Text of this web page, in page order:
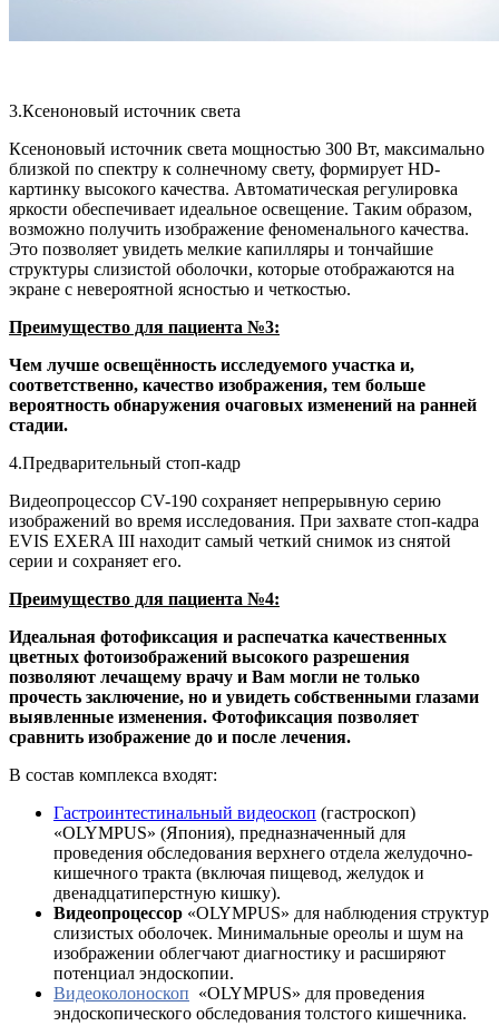
3.Ксеноновый источник света
Ксеноновый источник света мощностью 300 Вт, максимально
близкой по спектру к солнечному свету, формирует HD-
картинку высокого качества. Автоматическая регулировка
яркости обеспечивает идеальное освещение. Таким образом,
возможно получить изображение феноменального качества.
Это позволяет увидеть мелкие капилляры и тончайшие
структуры слизистой оболочки, которые отображаются на
экране с невероятной ясностью и четкостью.
Преимущество для пациента №3:
Чем лучше освещённость исследуемого участка и,
соответственно, качество изображения, тем больше
вероятность обнаружения очаговых изменений на ранней
стадии.
4.Предварительный стоп‑кадр
Видеопроцессор CV-190 сохраняет непрерывную серию
изображений во время исследования. При захвате стоп-кадра
EVIS EXERA III находит самый четкий снимок из снятой
серии и сохраняет его.
Преимущество для пациента №4:
Идеальная фотофиксация и распечатка качественных
цветных фотоизображений высокого разрешения
позволяют лечащему врачу и Вам могли не только
прочесть заключение, но и увидеть собственными глазами
выявленные изменения. Фотофиксация позволяет
сравнить изображение до и после лечения.
В состав комплекса входят:
Гастроинтестинальный видеоскоп (гастроскоп)
«OLYMPUS» (Япония), предназначенный для
проведения обследования верхнего отдела желудочно-
кишечного тракта (включая пищевод, желудок и
двенадцатиперстную кишку).
Видеопроцессор «OLYMPUS» для наблюдения структур
слизистых оболочек. Минимальные ореолы и шум на
изображении облегчают диагностику и расширяют
потенциал эндоскопии.
Видеоколоноскоп «OLYMPUS» для проведения
эндоскопического обследования толстого кишечника.